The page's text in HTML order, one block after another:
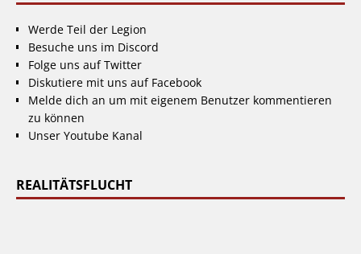
Werde Teil der Legion
Besuche uns im Discord
Folge uns auf Twitter
Diskutiere mit uns auf Facebook
Melde dich an um mit eigenem Benutzer kommentieren
zu können
Unser Youtube Kanal
REALITÄTSFLUCHT